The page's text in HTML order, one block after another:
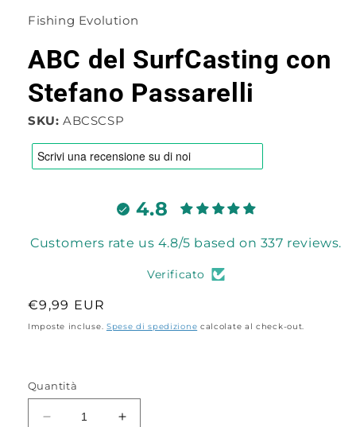
in
Fishing Evolution
ABC del SurfCasting con
Stefano Passarelli
SKU: ABCSCSP
4.8
Customers rate us 4.8/5 based on 337 reviews.
Verificato
Prezzo
di
€9,99 EUR
Imposte incluse. Spese di spedizione calcolate al check-out.
Quantità
Diminuisci
Aumenta